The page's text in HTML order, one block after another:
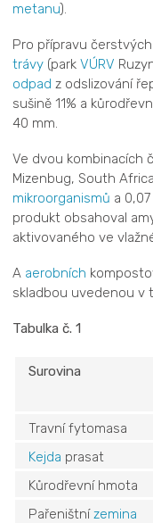
metanu).
Pro přípravu čerstvých
trávy(park VÚRV
odpad z odslizování
sušině 11% a
40 mm.
Ve dvou kombinacích
Mizenbug, South
mikroorganismů a
produkt obsahoval
aktivovaného ve
A aerobních
skladbou uvedenou v
Tabulka č. 1
Surovina
Travní fytomasa
Kejda prasat
Kůrodřevní hmota
Pařeništnízemina